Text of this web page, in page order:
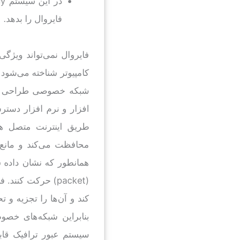
فایروال را بدهد.
فایروال نمی‌تواند
کامپیوتر شناخته
شبکه خصوصی طراحی
افزار و نرم افزار
طریق اینترنت متصل
محافظت می‌کند و
بنابراین شبکه‌های
سیستم عبور ترافیک